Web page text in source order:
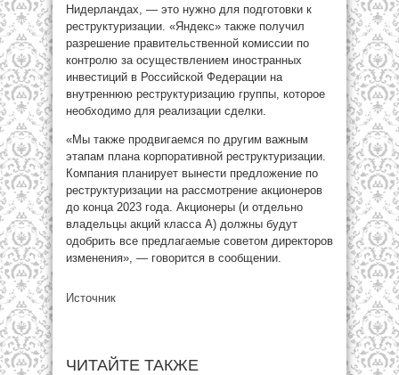
Нидерландах, — это нужно для подготовки к
реструктуризации. «Яндекс» также получил
разрешение правительственной комиссии по
контролю за осуществлением иностранных
инвестиций в Российской Федерации на
внутреннюю реструктуризацию группы, которое
необходимо для реализации сделки.
«Мы также продвигаемся по другим важным
этапам плана корпоративной реструктуризации.
Компания планирует вынести предложение по
реструктуризации на рассмотрение акционеров
до конца 2023 года. Акционеры (и отдельно
владельцы акций класса А) должны будут
одобрить все предлагаемые советом директоров
изменения», — говорится в сообщении.
Источник
ЧИТАЙТЕ ТАКЖЕ